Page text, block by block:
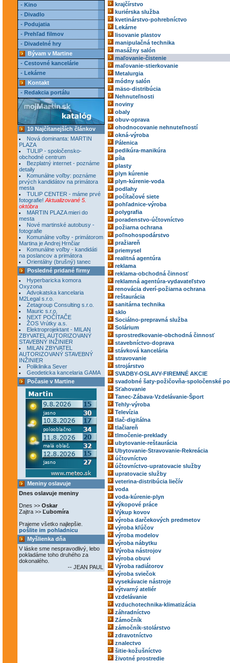
- Kino
- Divadlo
- Podujatia
- Prehľad filmov
- Divadelné hry
Bývam v Martine
- Cestovné kancelárie
- Lekárne
Kontakt
- Redakcia portálu
10 Najčítanejších článkov
Nová dominanta: MARTIN
PLAZA
TULIP - spoločensko-
obchodné centrum
Bezplatný internet - poznáme
detaily
Komunálne voľby: poznáme
prvých kandidátov na primátora
mesta
TULIP CENTER - máme prvé
fotografie! Aktualizované 5.
októbra
MARTIN PLAZA mieri do
mesta
Nové martinské autobusy -
fotografie
Komunálne voľby - primátorom
Martina je Andrej Hrnčiar
Komunálne voľby - kandidáti
na poslancov a primátora
Orientálny (brušný) tanec
Posledné pridané firmy
Hyperbaricka komora
Oxyzona
Advokatska kancelaria
M2Legal s.r.o.
Zetagroup Consulting s.r.o.
Mauric s.r.o.
NEXT POČÍTAČE
ŽOS Vrútky a.s.
Elektroprojektant - MILAN
ZBYVATEL AUTORIZOVANÝ
STAVEBNÝ INŽINIER
MILAN ZBYVATEL
AUTORIZOVANÝ STAVEBNÝ
INŽINIER
Poliklinika Sever
Geodeticka kancelaria GAMA
Počasie v Martine
Meniny oslavuje
Dnes oslavuje meniny
Dnes >> Oskar
Zajtra >> Ľubomíra
Prajeme všetko najlepšie.
pošlite im pohladnicu
Myšlienka dňa
V láske sme nespravodlivý, lebo
pokladáme toho druhého za
dokonalého.
-- JEAN PAUL
krajčírstvo
kuriérska služba
kvetinárstvo-pohrebníctvo
Lekárne
lisovanie plastov
manipulačná technika
masážny salón
maľovanie-čistenie
maľovanie-stierkovanie
Metalurgia
módny salón
mäso-distribúcia
Nehnuteľnosti
noviny
obaly
obuv-oprava
ohodnocovanie nehnuteľností
okná-výroba
Pálenica
pedikúra-manikúra
píla
plasty
plyn kúrenie
plyn-kúrenie-voda
podlahy
počítačové siete
pohľadnice-výroba
polygrafia
poradenstvo-účtovníctvo
požiarna ochrana
poľnohospodárstvo
pražiareň
priemysel
realitná agentúra
reklama
reklama-obchodná činnosť
reklamná agentúra-vydavateľstvo
renovácia dverí-požiarna ochrana
reštaurácia
sanitárna technika
sklo
Sociálno-prepravná služba
Solárium
sprostredkovanie-obchodná činnosť
stavebníctvo-doprava
stávková kancelária
stravovanie
strojárstvo
SVADBY-OSLAVY-FIREMNÉ AKCIE
svadobné šaty-požičovňa-spoločenské
Sťahovanie
Tanec-Zábava-Vzdelávanie-Šport
Tehly-výroba
Televízia
tlač-digitálna
tlačiareň
tlmočenie-preklady
ubytovanie-reštaurácia
Ubytovanie-Stravovanie-Rekreácia
účtovníctvo
účtovníctvo-upratovacie služby
upratovacie služby
veterina-distribúcia liečív
voda
voda-kúrenie-plyn
výkopové práce
Výkup kovov
výroba darčekových predmetov
výroba kľúčov
výroba modelov
výroba nábytku
Výroba nástrojov
výroba obuvi
Výroba radiátorov
výroba sviečok
vysekávacie nástroje
výtvarný ateliér
vzdelávanie
vzduchotechnika-klimatizácia
záhradníctvo
Zámočník
zámočník-stolárstvo
zdravotníctvo
znalectvo
šitie-kožušníctvo
životné prostredie